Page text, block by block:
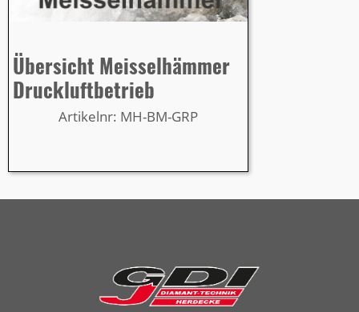
Übersicht Meisselhämmer
Druckluftbetrieb
Artikelnr: MH-BM-GRP